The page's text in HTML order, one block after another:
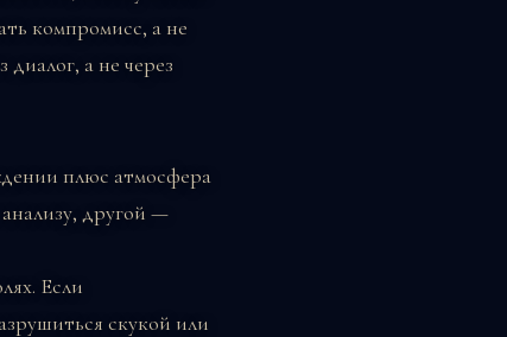
компромисс, а не
а не через
плюс атмосфера
другой —
Если
скукой или